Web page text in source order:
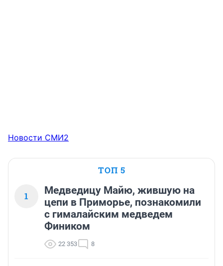
Новости СМИ2
ТОП 5
1
Медведицу Майю, жившую на
цепи в Приморье, познакомили
с гималайским медведем
Фиником
22 353 8